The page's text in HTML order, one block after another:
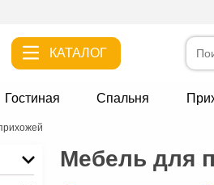
КАТАЛОГ
Гостиная Спальня
Мебель для